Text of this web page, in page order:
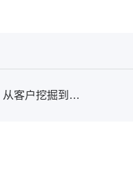
告别盲目群发！传统外贸邮件群发全流程，从客户挖掘到订单成交